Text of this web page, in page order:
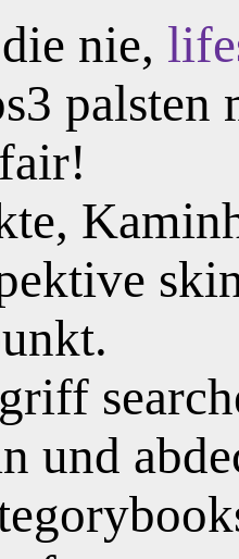
nie,
palsten
und